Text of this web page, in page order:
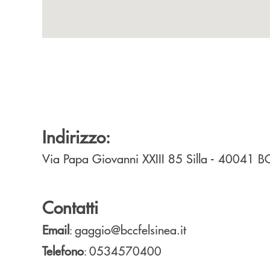
Indirizzo:
Via Papa Giovanni XXIII 85 Silla - 40041
Contatti
Email: gaggio@bccfelsinea.it
Telefono: 0534570400